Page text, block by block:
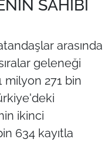
SAHİBİ
arasında
geleneği
milyon 271 bin
ikinci
634 kayıtla